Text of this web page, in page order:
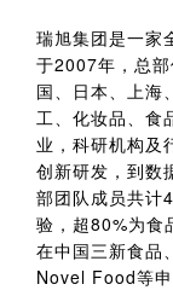
瑞旭集团是一家
于2007年，总
国、日本、上海
工、化妆品、食
业，科研机构及
创新研发，到数
部团队成员共计
验，超80%为食
在中国三新食品
Novel Food等申